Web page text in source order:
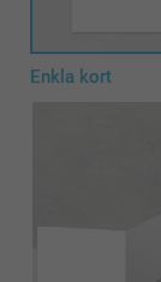
Enkla kort